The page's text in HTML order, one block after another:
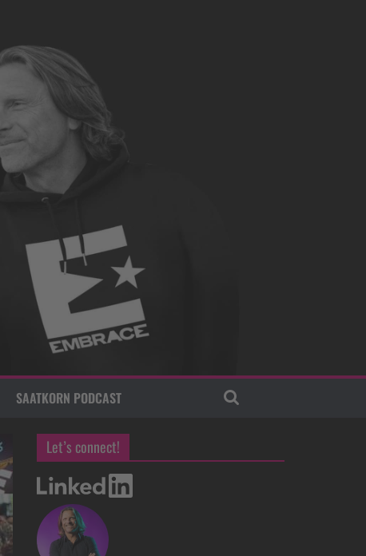
SAATKORN PODCAST
Let’s connect!